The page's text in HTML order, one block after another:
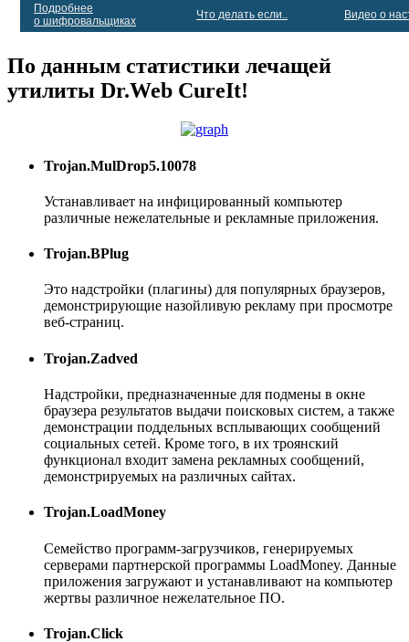
Подробнее
о шифровальщиках
Что делать если.. Видео о
По данным статистики лечащей
утилиты Dr.Web CureIt!
Trojan.MulDrop5.10078
Устанавливает на инфицированный компьютер
различные нежелательные и рекламные приложения.
Trojan.BPlug
Это надстройки (плагины) для популярных браузеров,
демонстрирующие назойливую рекламу при просмотре
веб-страниц.
Trojan.Zadved
Надстройки, предназначенные для подмены в окне
браузера результатов выдачи поисковых систем, а также
демонстрации поддельных всплывающих сообщений
социальных сетей. Кроме того, в их троянский
функционал входит замена рекламных сообщений,
демонстрируемых на различных сайтах.
Trojan.LoadMoney
Семейство программ-загрузчиков, генерируемых
серверами партнерской программы LoadMoney. Данные
приложения загружают и устанавливают на компьютер
жертвы различное нежелательное ПО.
Trojan.Click